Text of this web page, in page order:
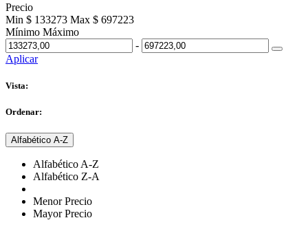
Precio
Min $ 133273 Max $ 697223
Mínimo Máximo
-
Aplicar
Vista:
Ordenar:
Alfabético A-Z
Alfabético A-Z
Alfabético Z-A
Menor Precio
Mayor Precio